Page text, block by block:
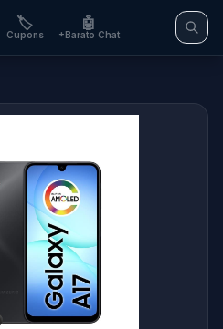
🏷️
Cupons
🤖
+Barato Chat